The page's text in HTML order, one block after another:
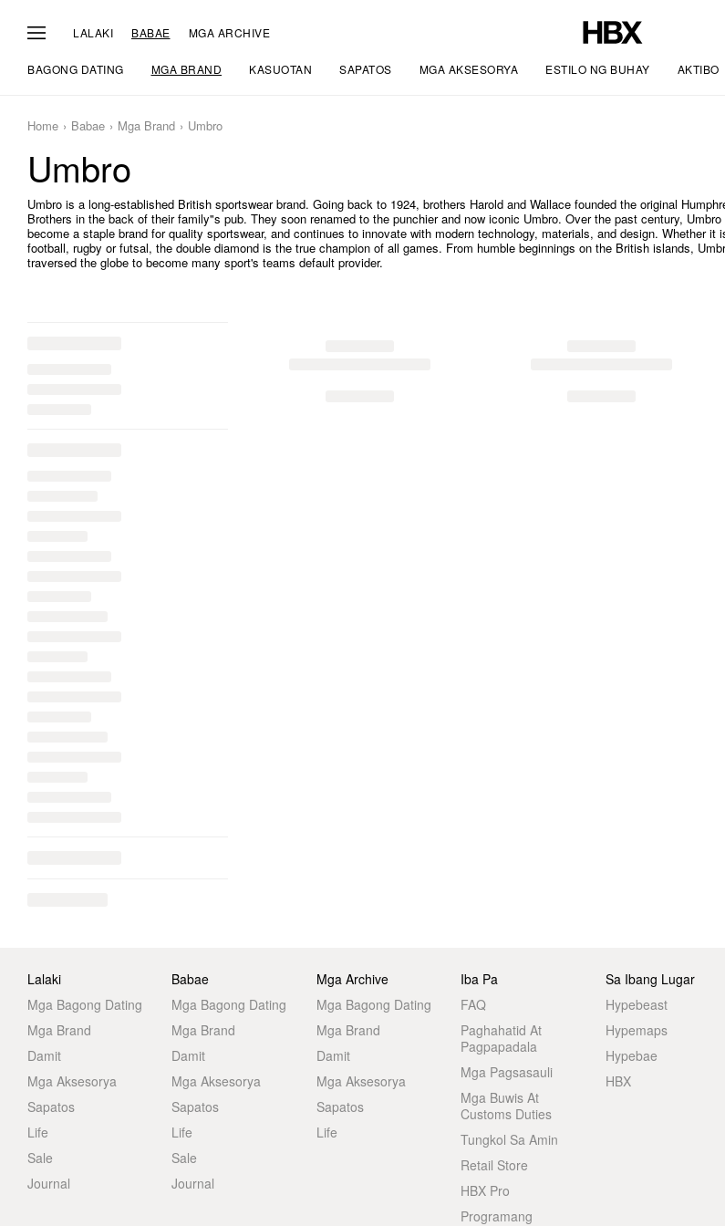
LALAKI BABAE MGA ARCHIVE
BAGONG DATING MGA BRAND KASUOTAN SAPATOS MGA AKSESORYA ESTILO NG BUHAY AKTIBO
Home Babae Mga Brand Umbro
Umbro
Umbro is a long-established British sportswear brand. Going back to 1924, brothers Harold and Wallace founded the original
Brothers in the back of their family"s pub. They soon renamed to the punchier and now iconic Umbro. Over the past century, Umbro
become a staple brand for quality sportswear, and continues to innovate with modern technology, materials, and design. Whether it
football, rugby or futsal, the double diamond is the true champion of all games. From humble beginnings on the British islands,
traversed the globe to become many sport's teams default provider.
Lalaki
Mga Bagong Dating
Mga Brand
Damit
Mga Aksesorya
Sapatos
Life
Sale
Journal
Babae
Mga Bagong Dating
Mga Brand
Damit
Mga Aksesorya
Sapatos
Life
Sale
Journal
Mga Archive
Mga Bagong Dating
Mga Brand
Damit
Mga Aksesorya
Sapatos
Life
Iba Pa
FAQ
Paghahatid At
Pagpapadala
Mga Pagsasauli
Mga Buwis At
Customs Duties
Tungkol Sa Amin
Retail Store
HBX Pro
Programang
Sa Ibang Lugar
Hypebeast
Hypemaps
Hypebae
HBX